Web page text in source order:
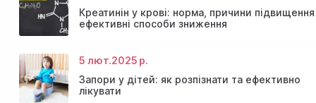
Знижки та акції на масаж у Київі
Консультація ендокринолога та діагностика
залози
Діагностика щитовидної залози
Акція: 20% знижки на консультації лікарів!
Креатинін у крові: норма, причини
ефективні способи зниження
5 лют.2025 р.
Запори у дітей: як розпізнати та ефективно
лікувати